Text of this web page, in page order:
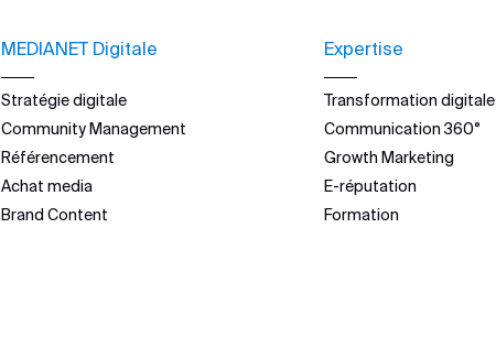
MEDIANET Digitale
Stratégie digitale
Community Management
Référencement
Achat media
Brand Content
Expertise
Transformation digitale
Communication 360°
Growth Marketing
E-réputation
Formation